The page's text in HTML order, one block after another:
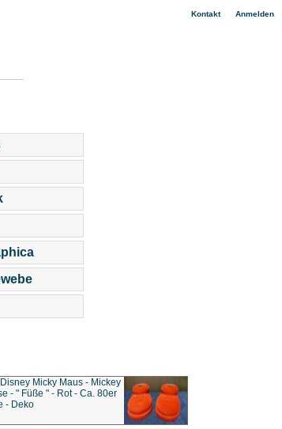
Kontakt| Anmelden
Micky Maus - Mickey
- " Füße " - Rot - Ca. 80er
- Deko